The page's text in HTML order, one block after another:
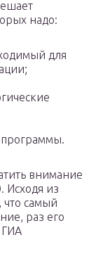
надо:
для
внимание
Исходя из
что самый
раз его
ГИА